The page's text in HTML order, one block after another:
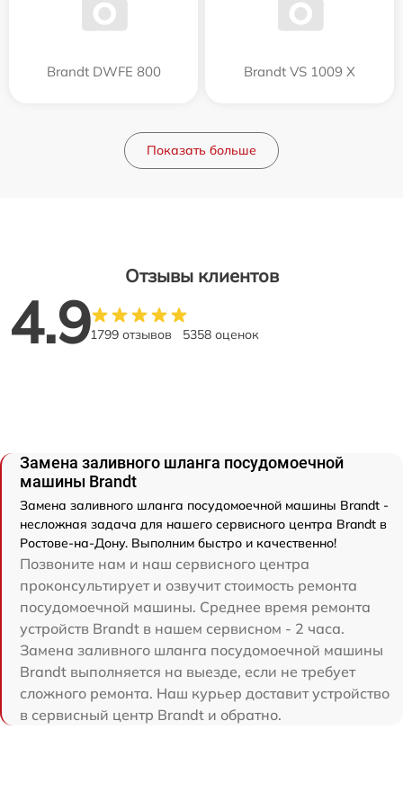
Brandt DWFE 800 Brandt VS 1009 X
Показать больше
Отзывы клиентов
4.91799 отзывов 5358 оценок
Замена заливного шланга посудомоечной
машины Brandt
Замена заливного шланга посудомоечной машины Brandt -
несложная задача для нашего сервисного центра Brandt в
Ростове-на-Дону. Выполним быстро и качественно!
Позвоните нам и наш сервисного центра
проконсультирует и озвучит стоимость ремонта
посудомоечной машины. Среднее время ремонта
устройств Brandt в нашем сервисном - 2 часа.
Замена заливного шланга посудомоечной машины
Brandt выполняется на выезде, если не требует
сложного ремонта. Наш курьер доставит устройство
в сервисный центр Brandt и обратно.